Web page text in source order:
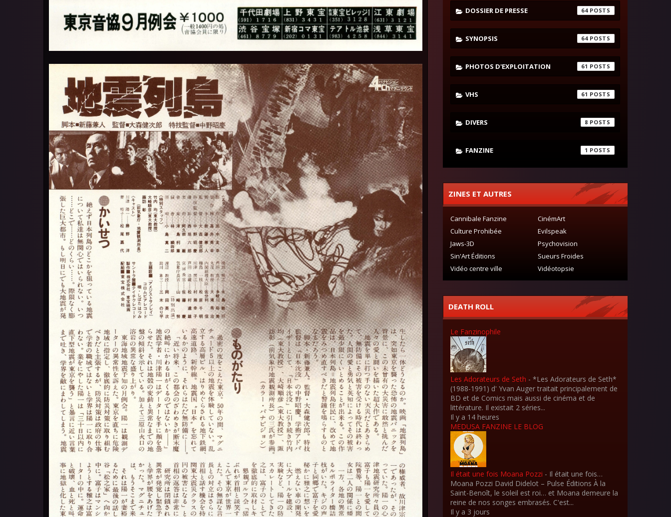
DOSSIER DE PRESSE 64
SYNOPSIS 64
PHOTOS D'EXPLOITATION 61
VHS 61
DIVERS 8
FANZINE 1
ZINES ET AUTRES
Cannibale Fanzine
CinémArt
Culture Prohibée
Evilspeak
Jaws-3D
Psychovision
Sin'Art Éditions
Sueurs Froides
Vidéo centre ville
Vidéotopsie
DEATH ROLL
Le Fanzinophile
Les Adorateurs de Seth - *Les Adorateurs de Seth*
(1988-1991) d' Yvan Auger traitait principalement de
BD et de Comics mais aussi de cinéma et de
littérature. Il existait 2 séries...
Il y a 14 heures
MEDUSA FANZINE LE BLOG
Il était une fois Moana Pozzi - Il était une fois…
Moana Pozzi David Didelot – Pulse Éditions À la
Saint-Benoît, le soleil est roi… et Moana demeure la
reine de nos songes embrasés. C'est...
Il y a 3 jours